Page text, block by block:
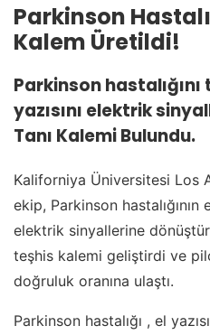
Parkinson
Kalem Üretildi!
Parkinson
yazısını elektrik
Tanı Kalemi Bulundu.
Kaliforniya Üniversitesi Los
ekip, Parkinson hastalığının
elektrik sinyallerine
teşhis kalemi geliştirdi ve
doğruluk oranına ulaştı.
Parkinson hastalığı , el